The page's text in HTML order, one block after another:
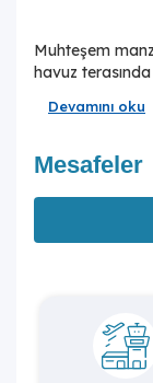
Muhteşem
havuz
donanımı bir
mutfağı; İki
iki adet yatak
geçireceği tatil
avantajıyla,
misafirlerini
Devamını oku
Mesafeler